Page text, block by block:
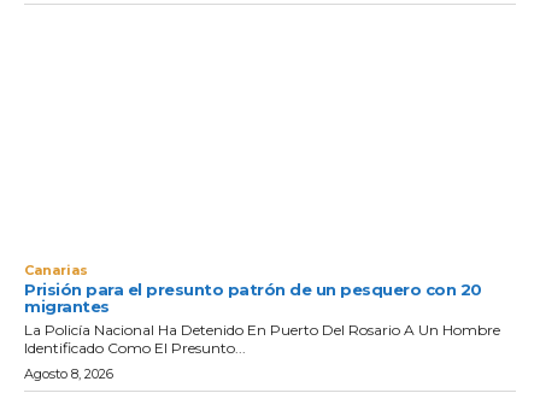
Canarias
Prisión para el presunto patrón de un pesquero con 20
migrantes
La Policía Nacional Ha Detenido En Puerto Del Rosario A Un Hombre
Identificado Como El Presunto...
Agosto 8, 2026